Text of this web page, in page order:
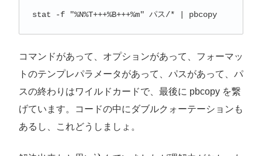
stat -f "%N%T+++%B+++%m" パス/* | pbcopy
コマンドがあって、オプションがあって、フォーマッ
トのテンプレパラメータがあって、パスがあって、パ
スの終わりはワイルドカードで、最後に pbcopy を繋
げています。コードの中にダブルクォーテーションも
あるし、これどうしましょ。